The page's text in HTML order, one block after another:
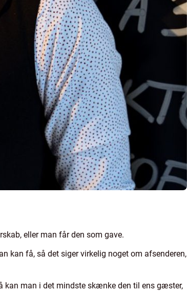
eller man får den som gave.
kan få, så det siger virkelig noget om afsenderen,
kan man i det mindste skænke den til ens gæster,